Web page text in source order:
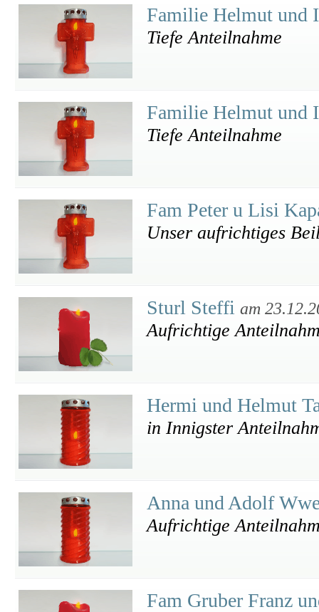
Familie Helmut und
Tiefe Anteilnahme
Familie Helmut und
Tiefe Anteilnahme
Fam Peter u Lisi
Unser aufrichtiges
Sturl Steffi am
Aufrichtige
Hermi und Helmut
in Innigster
Anna und Adolf
Aufrichtige
Fam Gruber Franz